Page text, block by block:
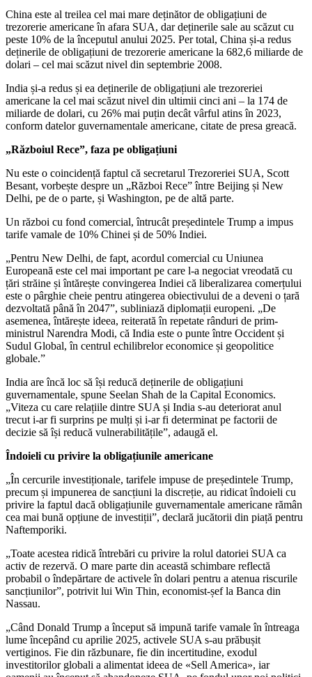
China este al treilea cel mai mare deținător de obligațiuni de
trezorerie americane în afara SUA, dar deținerile sale au scăzut cu
peste 10% de la începutul anului 2025. Per total, China și-a redus
deținerile de obligațiuni de trezorerie americane la 682,6 miliarde de
dolari – cel mai scăzut nivel din septembrie 2008.
India și-a redus și ea deținerile de obligațiuni ale trezoreriei
americane la cel mai scăzut nivel din ultimii cinci ani – la 174 de
miliarde de dolari, cu 26% mai puțin decât vârful atins în 2023,
conform datelor guvernamentale americane, citate de presa greacă.
„Războiul Rece”, faza pe obligațiuni
Nu este o coincidență faptul că secretarul Trezoreriei SUA, Scott
Besant, vorbește despre un „Război Rece” între Beijing și New
Delhi, pe de o parte, și Washington, pe de altă parte.
Un război cu fond comercial, întrucât președintele Trump a impus
tarife vamale de 10% Chinei și de 50% Indiei.
„Pentru New Delhi, de fapt, acordul comercial cu Uniunea
Europeană este cel mai important pe care l-a negociat vreodată cu
țări străine și întărește convingerea Indiei că liberalizarea comerțului
este o pârghie cheie pentru atingerea obiectivului de a deveni o țară
dezvoltată până în 2047”, subliniază diplomații europeni. „De
asemenea, întărește ideea, reiterată în repetate rânduri de prim-
ministrul Narendra Modi, că India este o punte între Occident și
Sudul Global, în centrul echilibrelor economice și geopolitice
globale.”
India are încă loc să își reducă deținerile de obligațiuni
guvernamentale, spune Seelan Shah de la Capital Economics.
„Viteza cu care relațiile dintre SUA și India s-au deteriorat anul
trecut i-ar fi surprins pe mulți și i-ar fi determinat pe factorii de
decizie să își reducă vulnerabilitățile”, adaugă el.
Îndoieli cu privire la obligațiunile americane
„În cercurile investiționale, tarifele impuse de președintele Trump,
precum și impunerea de sancțiuni la discreție, au ridicat îndoieli cu
privire la faptul dacă obligațiunile guvernamentale americane rămân
cea mai bună opțiune de investiții”, declară jucătorii din piață pentru
Naftemporiki.
„Toate acestea ridică întrebări cu privire la rolul datoriei SUA ca
activ de rezervă. O mare parte din această schimbare reflectă
probabil o îndepărtare de activele în dolari pentru a atenua riscurile
sancțiunilor”, potrivit lui Win Thin, economist-șef la Banca din
Nassau.
„Când Donald Trump a început să impună tarife vamale în întreaga
lume începând cu aprilie 2025, activele SUA s-au prăbușit
vertiginos. Fie din răzbunare, fie din incertitudine, exodul
investitorilor globali a alimentat ideea de «Sell America», iar